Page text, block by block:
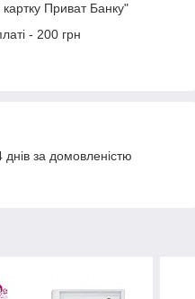
картку Приват Банку"
- 200 грн
за домовленістю